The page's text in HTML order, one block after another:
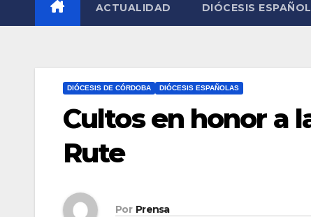
ACTUALIDAD DIÓCESIS
DIÓCESIS DE CÓRDOBA DIÓCESIS ESPAÑOLAS
Cultos en honor a
Rute
Por Prensa